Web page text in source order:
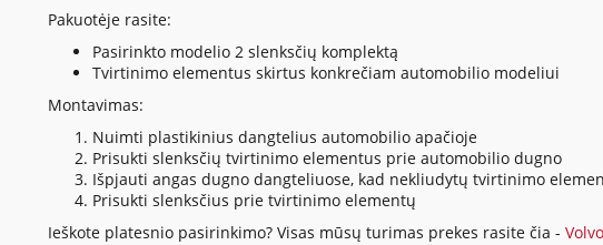
Pakuotėje rasite:
Pasirinkto modelio 2 slenksčių komplektą
Tvirtinimo elementus skirtus konkrečiam automobilio modeliui
Montavimas:
Nuimti plastikinius dangtelius automobilio apačioje
Prisukti slenksčių tvirtinimo elementus prie automobilio dugno
Išpjauti angas dugno dangteliuose, kad nekliudytų tvirtinimo
Prisukti slenksčius prie tvirtinimo elementų
Ieškote platesnio pasirinkimo? Visas mūsų turimas prekes rasite čia -